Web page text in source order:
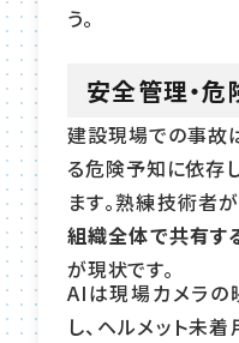
う。
安全管理・
建設現場での事故
る危険予知に依存
ます。熟練技術者
組織全体で共有す
が現状です。
AIは現場カメラの
し、ヘルメット未